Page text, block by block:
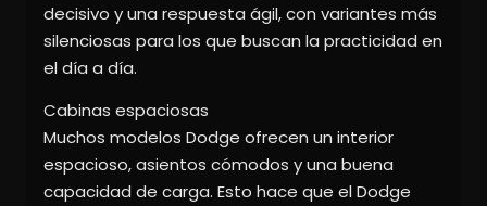
decisivo y una respuesta ágil, con variantes más
silenciosas para los que buscan la practicidad en
el día a día.
Cabinas espaciosas
Muchos modelos Dodge ofrecen un interior
espacioso, asientos cómodos y una buena
capacidad de carga. Esto hace que el Dodge